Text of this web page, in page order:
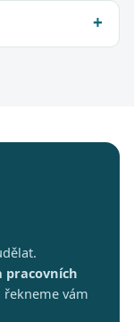
pracovních
vám